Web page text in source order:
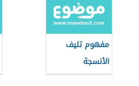
مفهوم تليف
الأنسجة